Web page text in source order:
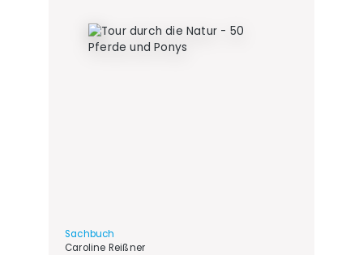
Sachbuch
Caroline Reißner